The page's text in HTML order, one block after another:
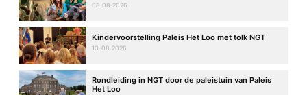
08-08-2026
Kindervoorstelling Paleis Het Loo met tolk NGT
13-08-2026
Rondleiding in NGT door de paleistuin van Paleis
Het Loo